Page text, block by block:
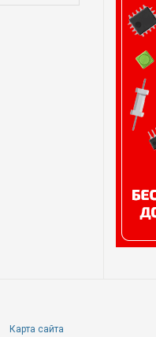
Карта сайта